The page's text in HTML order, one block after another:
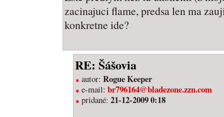
zacinajuci flame, predsa len ma
konkretne ide?
RE: Šášovia
autor: Rogue Keeper
e-mail: br796164@bladezone.zzn.com
pridané: 21-12-2009 0:18